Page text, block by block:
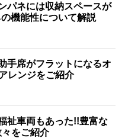
パネには収納スペースが
機能性について解説
手席がフラットになるオ
レンジをご紹介
祉車両もあった!!豊富な
をご紹介